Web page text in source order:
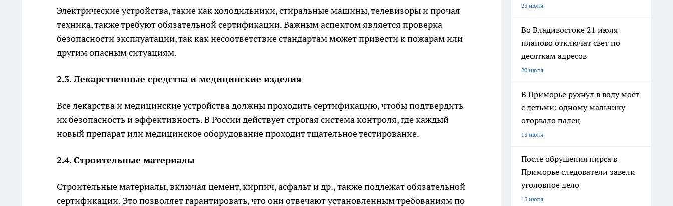
Электрические устройства, такие как холодильники, стиральные машины, телевизоры и прочая
техника, также требуют обязательной сертификации. Важным аспектом является проверка
безопасности эксплуатации, так как несоответствие стандартам может привести к пожарам или
другим опасным ситуациям.
2.3. Лекарственные средства и медицинские изделия
Все лекарства и медицинские устройства должны проходить сертификацию, чтобы подтвердить
их безопасность и эффективность. В России действует строгая система контроля, где каждый
новый препарат или медицинское оборудование проходит тщательное тестирование.
2.4. Строительные материалы
Строительные материалы, включая цемент, кирпич, асфальт и др., также подлежат обязательной
сертификации. Это позволяет гарантировать, что они отвечают установленным требованиям по
23 июля
Во Владивостоке 21 июля
планово отключат свет по
десяткам адресов
20 июля
В Приморье рухнул в воду мост
с детьми: одному мальчику
оторвало палец
13 июля
После обрушения пирса в
Приморье следователи завели
уголовное дело
13 июля